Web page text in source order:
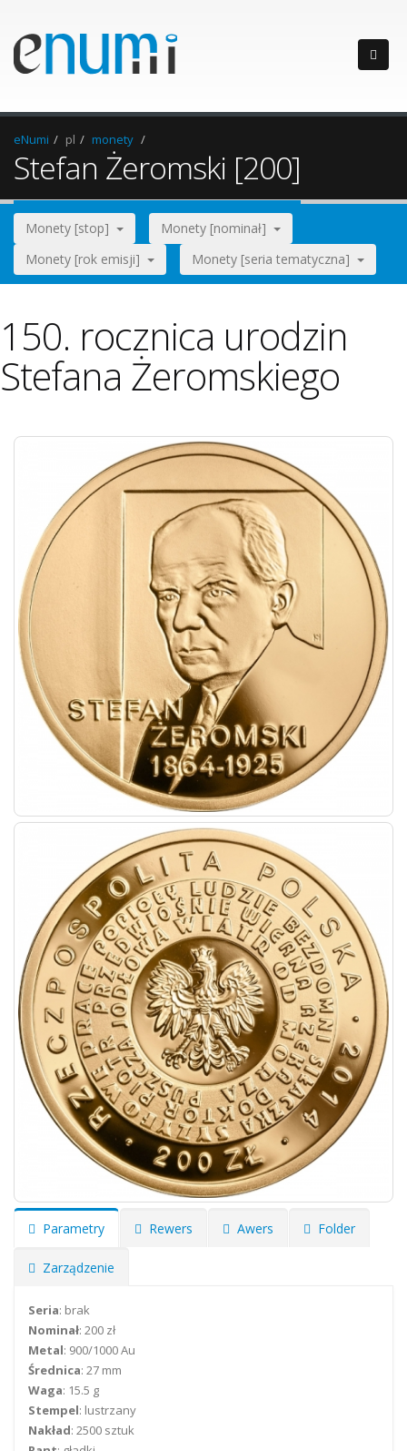
eNumi pl monety
Stefan Żeromski [200]
Monety [stop]
Monety [nominał]
Monety [rok emisji]
Monety [seria tematyczna]
150. rocznica urodzin
Stefana Żeromskiego
Parametry Rewers Awers Folder
Zarządzenie
Seria: brak
Nominał: 200 zł
Metal: 900/1000 Au
Średnica: 27 mm
Waga: 15.5 g
Stempel: lustrzany
Nakład: 2500 sztuk